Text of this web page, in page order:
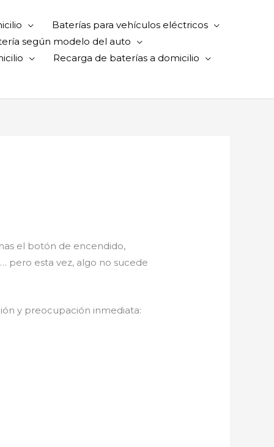
Baterías para vehículos eléctricos
según modelo del auto
Recarga de baterías a domicilio
el botón de encendido,
pero esta vez, algo no sucede
y preocupación inmediata: